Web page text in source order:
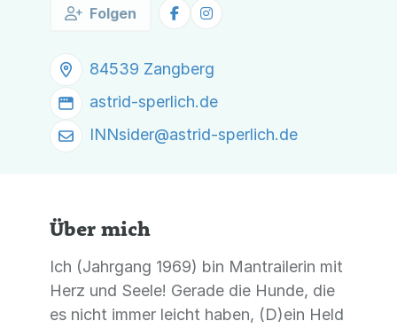
Folgen
84539 Zangberg
astrid-sperlich.de
INNsider@astrid-sperlich.de
Über mich
Ich (Jahrgang 1969) bin Mantrailerin mit
Herz und Seele! Gerade die Hunde, die
es nicht immer leicht haben, (D)ein Held